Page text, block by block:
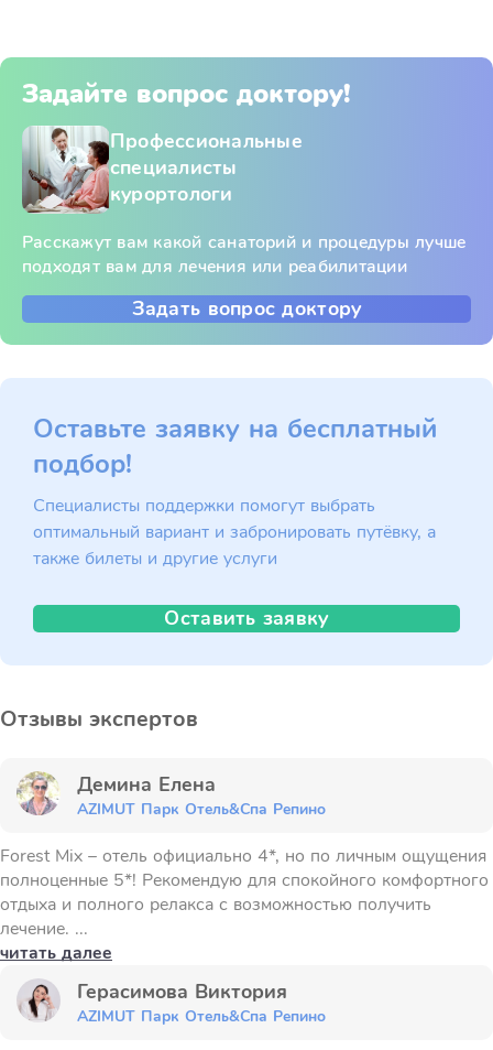
Задайте вопрос доктору!
Профессиональные
специалисты
курортологи
Расскажут вам какой санаторий и процедуры лучше
подходят вам для лечения или реабилитации
Задать вопрос доктору
Оставьте заявку на бесплатный
подбор!
Специалисты поддержки помогут выбрать
оптимальный вариант и забронировать путёвку, а
также билеты и другие услуги
Оставить заявку
Отзывы экспертов
Демина Елена
AZIMUT Парк Отель&Спа Репино
Forest Mix – отель официально 4*, но по личным ощущения
полноценные 5*! Рекомендую для спокойного комфортного
отдыха и полного релакса с возможностью получить
лечение. ...
читать далее
Герасимова Виктория
AZIMUT Парк Отель&Спа Репино